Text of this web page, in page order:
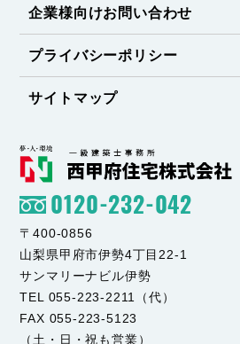
企業様向けお問い合わせ
プライバシーポリシー
サイトマップ
0120-232-042
〒400-0856
山梨県甲府市伊勢4丁目22-1
サンマリーナビル伊勢
TEL 055-223-2211（代）
FAX 055-223-5123
（土・日・祝も営業）